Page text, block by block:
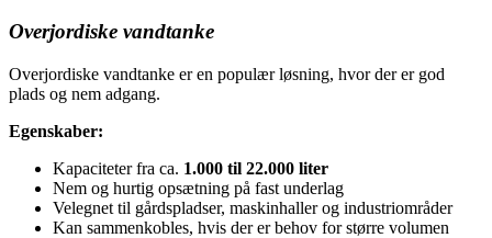
Overjordiske vandtanke
Overjordiske vandtanke er en populær løsning, hvor der er god
plads og nem adgang.
Egenskaber:
Kapaciteter fra ca. 1.000 til 22.000 liter
Nem og hurtig opsætning på fast underlag
Velegnet til gårdspladser, maskinhaller og industriområder
Kan sammenkobles, hvis der er behov for større volumen